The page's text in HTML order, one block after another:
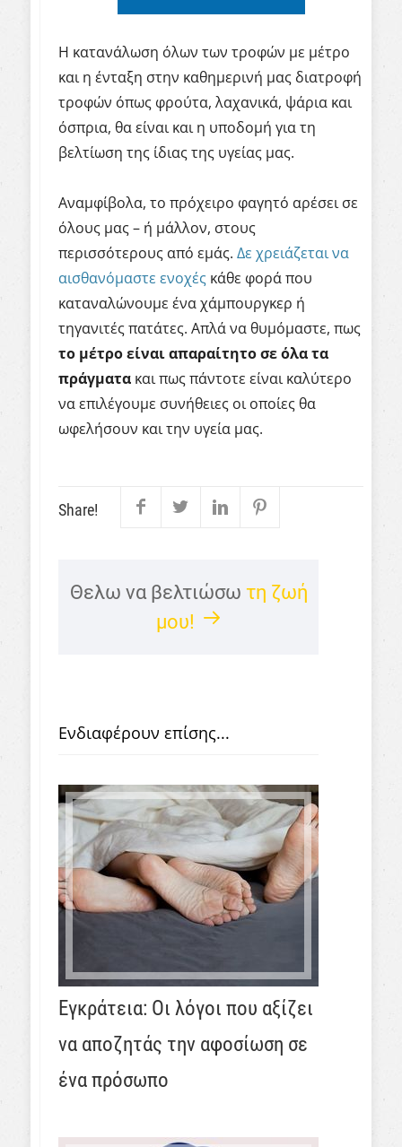
Η κατανάλωση όλων των τροφών με μέτρο
και η ένταξη στην καθημερινή μας διατροφή
τροφών όπως φρούτα, λαχανικά, ψάρια και
όσπρια, θα είναι και η υποδομή για τη
βελτίωση της ίδιας της υγείας μας.
Αναμφίβολα, το πρόχειρο φαγητό αρέσει σε
όλους μας – ή μάλλον, στους
περισσότερους από εμάς. Δε χρειάζεται να
αισθανόμαστε ενοχές κάθε φορά που
καταναλώνουμε ένα χάμπουργκερ ή
τηγανιτές πατάτες. Απλά να θυμόμαστε, πως
το μέτρο είναι απαραίτητο σε όλα τα
πράγματα και πως πάντοτε είναι καλύτερο
να επιλέγουμε συνήθειες οι οποίες θα
ωφελήσουν και την υγεία μας.
Share!
Θελω να βελτιώσω τη ζωή
μου!
Ενδιαφέρουν επίσης...
Εγκράτεια: Οι λόγοι που αξίζει
να αποζητάς την αφοσίωση σε
ένα πρόσωπο